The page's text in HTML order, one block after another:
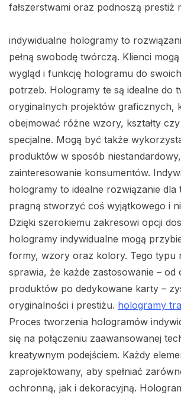
fałszerstwami oraz podnoszą prestiż
indywidualne hologramy to
pełną swobodę twórczą. Klienci
wygląd i funkcję hologramu do
potrzeb. Hologramy te są idealne do
oryginalnych projektów graficznych,
obejmować różne wzory, kształty
specjalne. Mogą być także
produktów w sposób
zainteresowanie konsumentów.
hologramy to idealne rozwiązanie
pragną stworzyć coś wyjątkowego i
Dzięki szerokiemu zakresowi opcji
hologramy indywidualne mogą
formy, wzory oraz kolory. Tego typu
sprawia, że każde zastosowanie – od
produktów po dedykowane karty –
oryginalności i prestiżu. hologramy
Proces tworzenia hologramów
się na połączeniu zaawansowanej
kreatywnym podejściem. Każdy
zaprojektowany, aby spełniać
ochronną, jak i dekoracyjną.